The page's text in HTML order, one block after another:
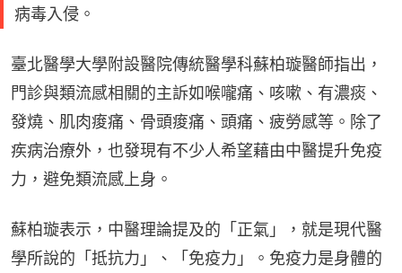
病毒入侵。
臺北醫學大學附設醫院傳統醫學科蘇柏璇醫師指出，
門診與類流感相關的主訴如喉嚨痛、咳嗽、有濃痰、
發燒、肌肉痠痛、骨頭痠痛、頭痛、疲勞感等。除了
疾病治療外，也發現有不少人希望藉由中醫提升免疫
力，避免類流感上身。
蘇柏璇表示，中醫理論提及的「正氣」，就是現代醫
學所說的「抵抗力」、「免疫力」。免疫力是身體的